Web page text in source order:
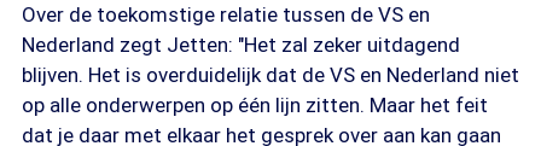
Over de toekomstige relatie tussen de VS en
Nederland zegt Jetten: "Het zal zeker uitdagend
blijven. Het is overduidelijk dat de VS en Nederland niet
op alle onderwerpen op één lijn zitten. Maar het feit
dat je daar met elkaar het gesprek over aan kan gaan